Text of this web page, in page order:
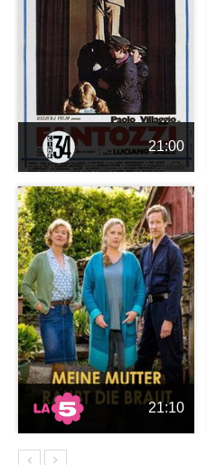
21:00
21:10